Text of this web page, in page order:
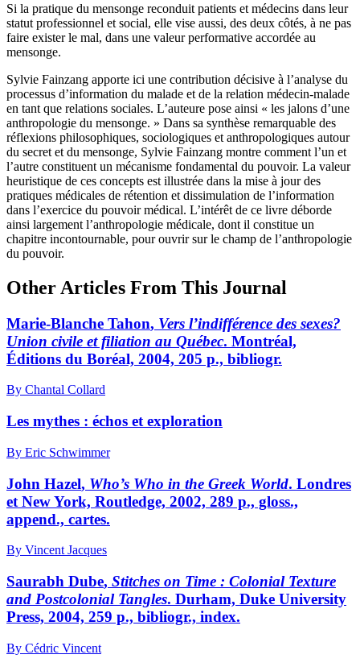
Si la pratique du mensonge reconduit patients et médecins dans leur
statut professionnel et social, elle vise aussi, des deux côtés, à ne pas
faire exister le mal, dans une valeur performative accordée au
mensonge.
Sylvie Fainzang apporte ici une contribution décisive à l’analyse du
processus d’information du malade et de la relation médecin-malade
en tant que relations sociales. L’auteure pose ainsi « les jalons d’une
anthropologie du mensonge. » Dans sa synthèse remarquable des
réflexions philosophiques, sociologiques et anthropologiques autour
du secret et du mensonge, Sylvie Fainzang montre comment l’un et
l’autre constituent un mécanisme fondamental du pouvoir. La valeur
heuristique de ces concepts est illustrée dans la mise à jour des
pratiques médicales de rétention et dissimulation de l’information
dans l’exercice du pouvoir médical. L’intérêt de ce livre déborde
ainsi largement l’anthropologie médicale, dont il constitue un
chapitre incontournable, pour ouvrir sur le champ de l’anthropologie
du pouvoir.
Other Articles From This Journal
Marie-Blanche Tahon, Vers l’indifférence des sexes?
Union civile et filiation au Québec. Montréal,
Éditions du Boréal, 2004, 205 p., bibliogr.
By Chantal Collard
Les mythes : échos et exploration
By Eric Schwimmer
John Hazel, Who’s Who in the Greek World. Londres
et New York, Routledge, 2002, 289 p., gloss.,
append., cartes.
By Vincent Jacques
Saurabh Dube, Stitches on Time : Colonial Texture
and Postcolonial Tangles. Durham, Duke University
Press, 2004, 259 p., bibliogr., index.
By Cédric Vincent